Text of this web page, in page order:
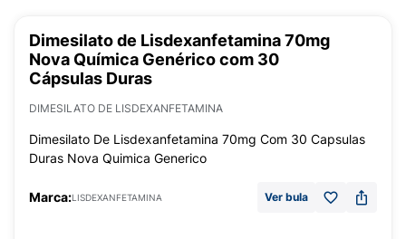
Dimesilato de Lisdexanfetamina 70mg
Nova Química Genérico com 30
Cápsulas Duras
DIMESILATO DE LISDEXANFETAMINA
Dimesilato De Lisdexanfetamina 70mg Com 30 Capsulas
Duras Nova Quimica Generico
Marca:LISDEXANFETAMINA Ver bula